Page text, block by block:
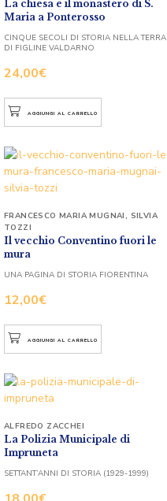
La chiesa e il monastero di S.
Maria a Ponterosso
24,00€
CINQUE SECOLI DI STORIA NELLA TERRA
DI FIGLINE VALDARNO
AGGIUNGI AL CARRELLO
Il vecchio Conventino fuori le
mura
12,00€
FRANCESCO MARIA MUGNAI, SILVIA
TOZZI
UNA PAGINA DI STORIA FIORENTINA
AGGIUNGI AL CARRELLO
La Polizia Municipale di
Impruneta
ALFREDO ZACCHEI
SETTANT’ANNI DI STORIA (1929-1999)